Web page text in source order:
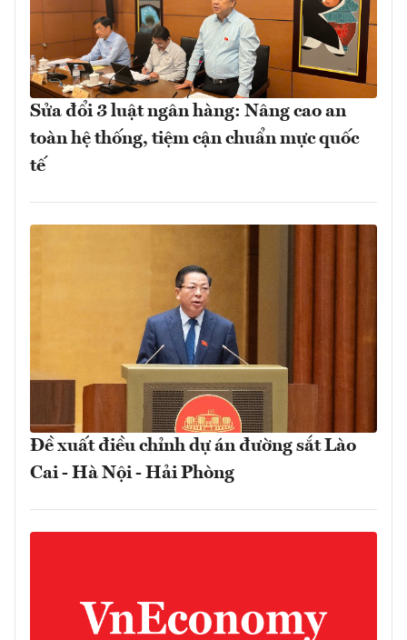
Sửa đổi 3 luật ngân hàng: Nâng cao an
toàn hệ thống, tiệm cận chuẩn mực quốc
tế
Đề xuất điều chỉnh dự án đường sắt Lào
Cai - Hà Nội - Hải Phòng